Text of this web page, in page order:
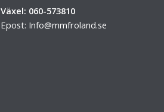
Växel: 060-573810
Epost: Info@mmfroland.se